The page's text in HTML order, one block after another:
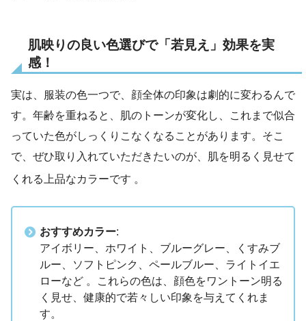
肌映りの良い色選びで「若見え」効果を実
感！
実は、服装の色一つで、顔全体の印象は劇的に変わるんで
す。年齢を重ねると、肌のトーンが変化し、これまで似合
っていた色がしっくりこなくなることがあります。そこ
で、ぜひ取り入れていただきたいのが、肌を明るく見せて
くれる上品なカラーです 。
おすすめカラー:
アイボリー、ホワイト、ブルーグレー、くすみブ
ルー、ソフトピンク、ペールブルー、ライトイエ
ローなど 。これらの色は、顔色をワントーン明る
く見せ、健康的で若々しい印象を与えてくれま
す。